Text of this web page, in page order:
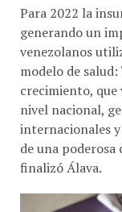
Para 2022 la
generando un
venezolanos
modelo de
crecimiento, que
nivel nacional,
internacionales
de una
finalizó Álava.